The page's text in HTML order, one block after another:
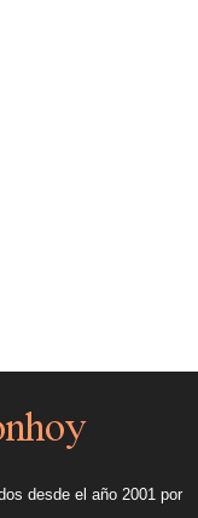
desde el año 2001 por